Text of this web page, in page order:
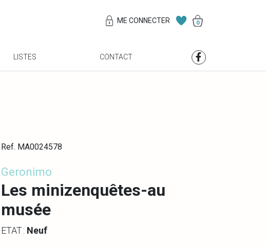
ME CONNECTER 0
LISTES CONTACT
Ref. MA0024578
Geronimo
Les minizenquêtes-au
musée
ETAT : Neuf